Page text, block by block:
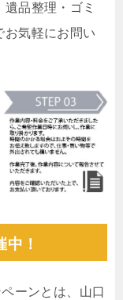
品整理・ゴミ
お気軽にお問い
！
ーンとは、山口